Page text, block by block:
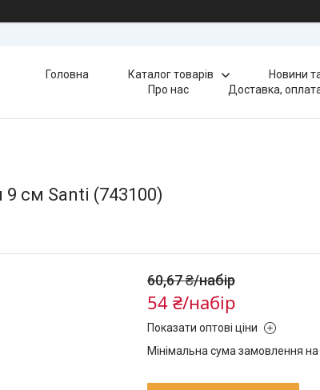
Головна Каталог товарів Новини
Про нас
Доставка,
9 см Santi (743100)
60,67 ₴/набір
54 ₴/набір
Показати оптові ціни
Мінімальна сума замовлення на